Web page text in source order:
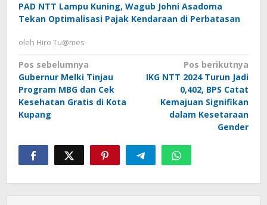
PAD NTT Lampu Kuning, Wagub Johni Asadoma
Tekan Optimalisasi Pajak Kendaraan di Perbatasan
oleh Hiro Tu@mes
Navigasi
pos
Pos sebelumnya
Gubernur Melki Tinjau
Program MBG dan Cek
Kesehatan Gratis di Kota
Kupang
Pos berikutnya
IKG NTT 2024 Turun Jadi
0,402, BPS Catat
Kemajuan Signifikan
dalam Kesetaraan
Gender